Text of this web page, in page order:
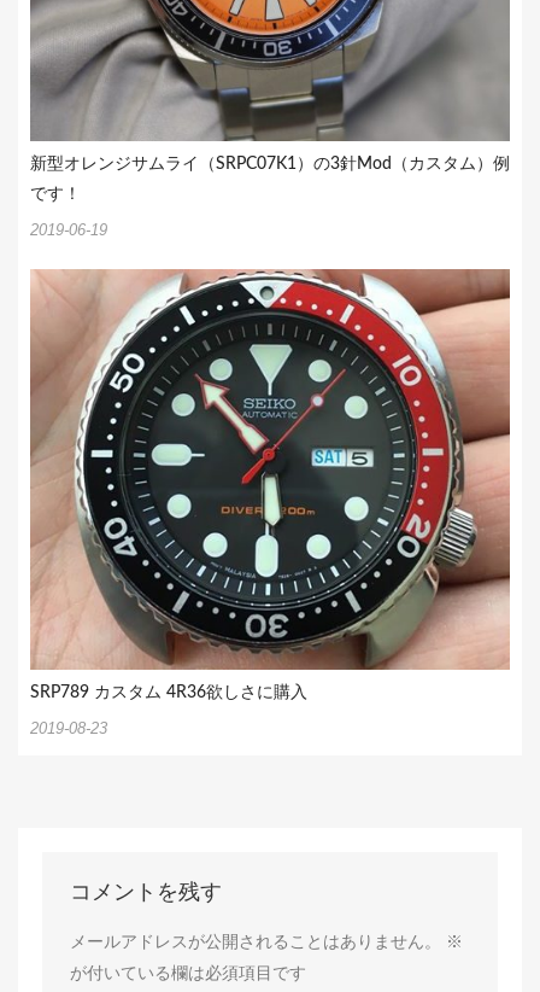
新型オレンジサムライ（SRPC07K1）の3針Mod（カスタム）例
です！
2019-06-19
SRP789 カスタム 4R36欲しさに購入
2019-08-23
コメントを残す
メールアドレスが公開されることはありません。
※
が付いている欄は必須項目です